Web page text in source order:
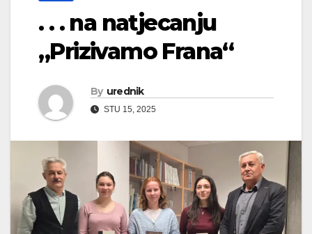
. . . na natjecanju
„Prizivamo Frana“
By urednik
STU 15, 2025